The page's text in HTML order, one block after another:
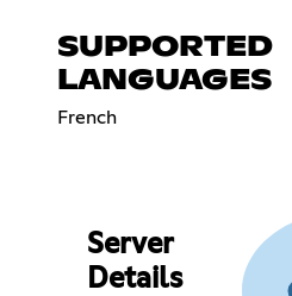
SUPPORTED
LANGUAGES
French
Server
Details